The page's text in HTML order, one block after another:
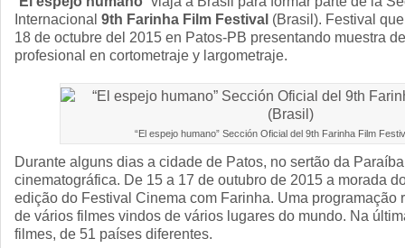
Internacional 9th Farinha Film Festival (Brasil). Festival
18 de octubre del 2015 en Patos-PB presentando muestra
profesional en cortometraje y largometraje.
“El espejo humano” Sección Oficial del 9th Farinha Film
Durante alguns dias a cidade de Patos, no sertão da
cinematográfica. De 15 a 17 de outubro de 2015 a morada
edição do Festival Cinema com Farinha. Uma programação
de vários filmes vindos de vários lugares do mundo. Na
filmes, de 51 países diferentes.